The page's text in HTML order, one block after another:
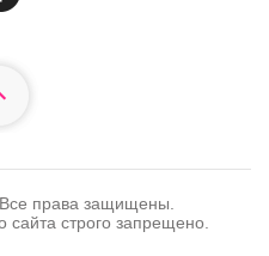
права защищены.
строго запрещено.